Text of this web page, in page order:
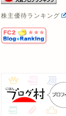
株主優待ランキング